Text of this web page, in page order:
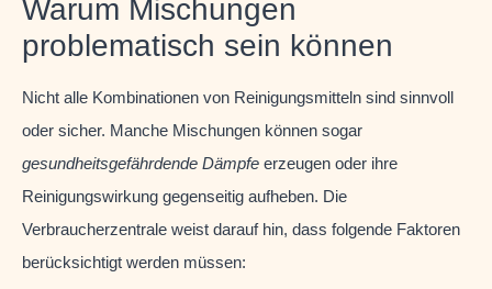
Warum Mischungen
problematisch sein können
Nicht alle Kombinationen von Reinigungsmitteln sind sinnvoll
oder sicher. Manche Mischungen können sogar
gesundheitsgefährdende Dämpfe erzeugen oder ihre
Reinigungswirkung gegenseitig aufheben. Die
Verbraucherzentrale weist darauf hin, dass folgende Faktoren
berücksichtigt werden müssen: